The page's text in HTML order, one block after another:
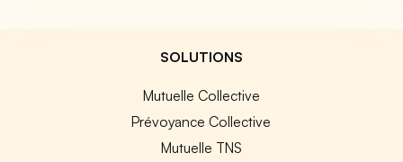
SOLUTIONS
Mutuelle Collective
Prévoyance Collective
Mutuelle TNS